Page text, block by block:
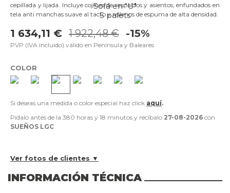
Sofá en "U"
5 palets
cepillada y lijada. Incluye cojínes de respaldos y asientos, enfundados en
tela anti manchas suave al tacto y rellenos de espuma de alta densidad.
1 634,11 € 1 922,48 € -15%
PVP (IVA incluido) válido en Península y Baleares
COLOR
Si deseas una medida o color especial haz click aquí.
Pídalo antes de la 380 horas y 18 minutos y recíbalo 27-08-2026 con
SUEÑOS LGC
Ver fotos de clientes ▼
INFORMACIÓN TÉCNICA